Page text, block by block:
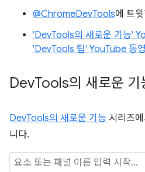
@ChromeDevTools에 트
'DevTools의 새로운 기능'
'DevTools 팁' YouTube 동
DevTools의 새로운 기
DevTools의 새로운 기능 시리즈
니다.